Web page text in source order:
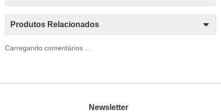
Produtos Relacionados
Carregando comentários ...
Newsletter